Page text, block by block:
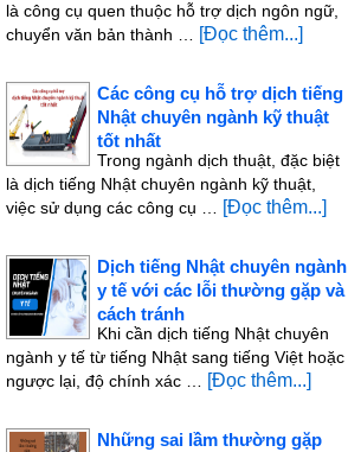
là công cụ quen thuộc hỗ trợ dịch ngôn ngữ,
chuyển văn bản thành …
[Đọc thêm...]
Các công cụ hỗ trợ dịch tiếng
Nhật chuyên ngành kỹ thuật
tốt nhất
Trong ngành dịch thuật, đặc biệt
là dịch tiếng Nhật chuyên ngành kỹ thuật,
việc sử dụng các công cụ …
[Đọc thêm...]
Dịch tiếng Nhật chuyên ngành
y tế với các lỗi thường gặp và
cách tránh
Khi cần dịch tiếng Nhật chuyên
ngành y tế từ tiếng Nhật sang tiếng Việt hoặc
ngược lại, độ chính xác …
[Đọc thêm...]
Những sai lầm thường gặp